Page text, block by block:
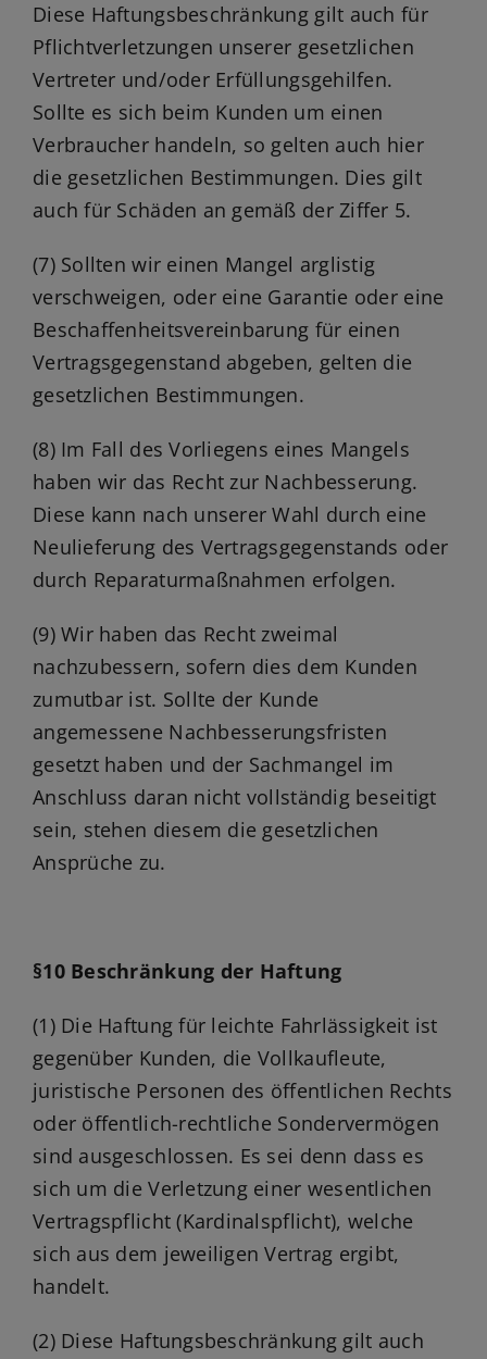
Diese Haftungsbeschränkung gilt auch für
Pflichtverletzungen unserer gesetzlichen
Vertreter und/oder Erfüllungsgehilfen.
Sollte es sich beim Kunden um einen
Verbraucher handeln, so gelten auch hier
die gesetzlichen Bestimmungen. Dies gilt
auch für Schäden an gemäß der Ziffer 5.
(7) Sollten wir einen Mangel arglistig
verschweigen, oder eine Garantie oder eine
Beschaffenheitsvereinbarung für einen
Vertragsgegenstand abgeben, gelten die
gesetzlichen Bestimmungen.
(8) Im Fall des Vorliegens eines Mangels
haben wir das Recht zur Nachbesserung.
Diese kann nach unserer Wahl durch eine
Neulieferung des Vertragsgegenstands oder
durch Reparaturmaßnahmen erfolgen.
(9) Wir haben das Recht zweimal
nachzubessern, sofern dies dem Kunden
zumutbar ist. Sollte der Kunde
angemessene Nachbesserungsfristen
gesetzt haben und der Sachmangel im
Anschluss daran nicht vollständig beseitigt
sein, stehen diesem die gesetzlichen
Ansprüche zu.
§10 Beschränkung der Haftung
(1) Die Haftung für leichte Fahrlässigkeit ist
gegenüber Kunden, die Vollkaufleute,
juristische Personen des öffentlichen Rechts
oder öffentlich-rechtliche Sondervermögen
sind ausgeschlossen. Es sei denn dass es
sich um die Verletzung einer wesentlichen
Vertragspflicht (Kardinalspflicht), welche
sich aus dem jeweiligen Vertrag ergibt,
handelt.
(2) Diese Haftungsbeschränkung gilt auch